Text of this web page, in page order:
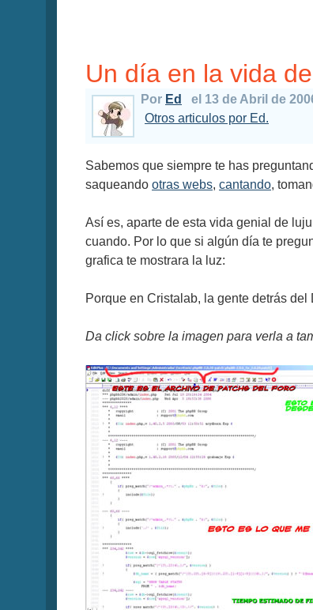
Un día en la vida
Por Ed el 13 de Abril de
Otros articulos por Ed.
Sabemos que siempre te has
saqueando otras webs, cantando,
Así es, aparte de esta vida genial de
cuando. Por lo que si algún día te
grafica te mostrara la luz:
Porque en Cristalab, la gente detrás del
Da click sobre la imagen para verla a